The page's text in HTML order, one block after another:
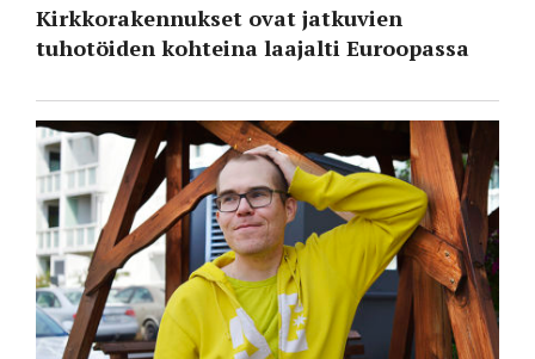
Kirkkorakennukset ovat jatkuvien
tuhotöiden kohteina laajalti Euroopassa